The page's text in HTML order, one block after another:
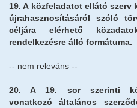
19. A közfeladatot ellátó szerv
újrahasznosításáról szóló
céljára elérhető
rendelkezésre álló formátuma.
-- nem releváns --
20. A 19. sor szerinti
vonatkozó általános